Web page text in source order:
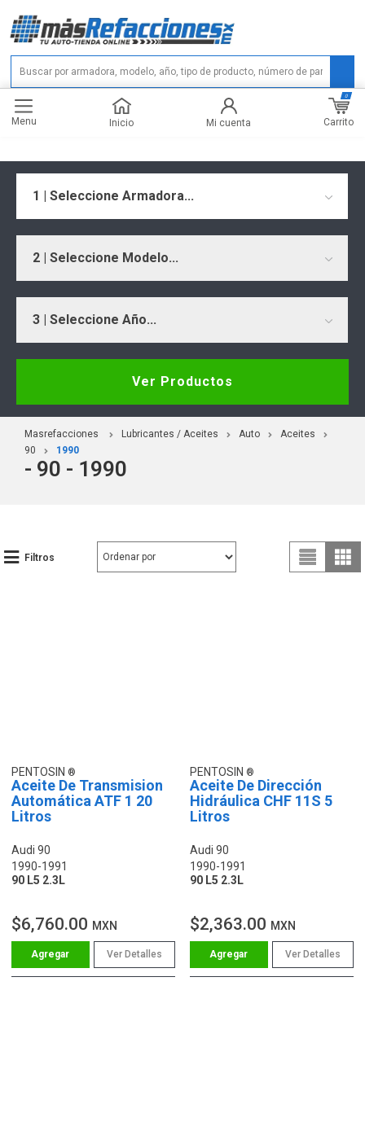
Menu Inicio Mi cuenta Carrito
0
1 | Seleccione Armadora...
2 | Seleccione Modelo...
3 | Seleccione Año...
Ver Productos
Masrefacciones Lubricantes / Aceites Auto
Aceites
90
1990
- 90 - 1990
Filtros
PENTOSIN
Aceite De Transmision
Automática ATF 1 20
Litros
Audi 90
1990-1991
90 L5 2.3L
$6,760.00 MXN
Ver Detalles
PENTOSIN
Aceite De Dirección
Hidráulica CHF 11S 5
Litros
Audi 90
1990-1991
90 L5 2.3L
$2,363.00 MXN
Ver Detalles